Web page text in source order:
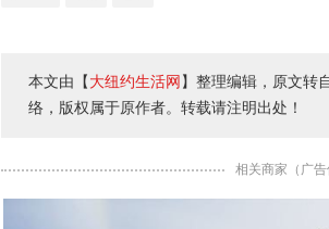
本文由【 大纽约生活网 】整理编辑，原文转
络，版权属于原作者。转载请注明出处！
相关商家（广